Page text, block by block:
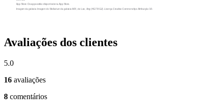
Avaliações dos clientes
5.0
16 avaliações
8 comentários